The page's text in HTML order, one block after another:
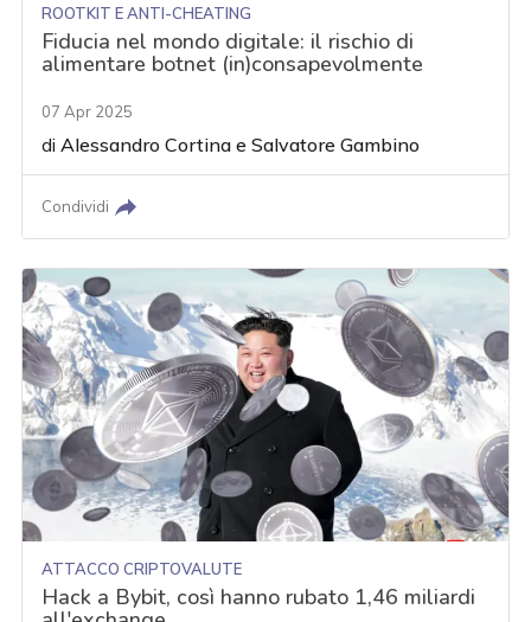
ROOTKIT E ANTI-CHEATING
Fiducia nel mondo digitale: il rischio di
alimentare botnet (in)consapevolmente
07 Apr 2025
diAlessandro Cortina eSalvatore Gambino
Condividi
ATTACCO CRIPTOVALUTE
Hack a Bybit, così hanno rubato 1,46 miliardi